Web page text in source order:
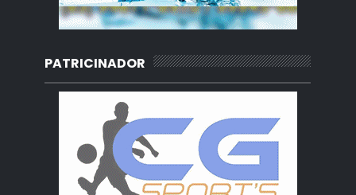
PATRICINADOR